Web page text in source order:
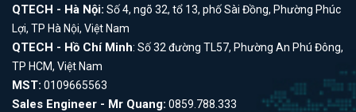
QTECH - Hà Nội: Số 4, ngõ 32, tổ 13, phố Sài Đồng, Phường Phúc
Lợi, TP Hà Nội, Việt Nam
QTECH - Hồ Chí Minh: Số 32 đường TL57, Phường An Phú Đông,
TP HCM, Việt Nam
MST: 0109665563
Sales Engineer - Mr Quang: 0859.788.333